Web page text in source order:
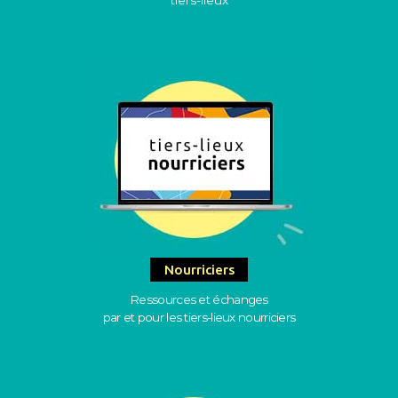
Nourriciers
Ressources et échanges
par et pour les tiers-lieux nourriciers